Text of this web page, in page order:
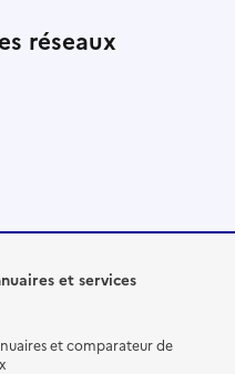
réseaux
et services
et comparateur de